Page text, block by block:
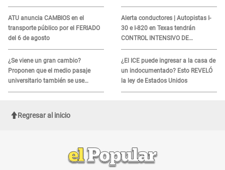
ATU anuncia CAMBIOS en el
transporte público por el FERIADO
del 6 de agosto
¿Se viene un gran cambio?
Proponen que el medio pasaje
universitario también se use
sábados, domingos y feriados
Alerta conductores | Autopistas I-
30 e I-820 en Texas tendrán
CONTROL INTENSIVO DE
SEGURIDAD: Estas serán las
HORAS CRÍTICAS
¿El ICE puede ingresar a la casa de
un indocumentado? Esto REVELÓ
la ley de Estados Unidos
Regresar al inicio